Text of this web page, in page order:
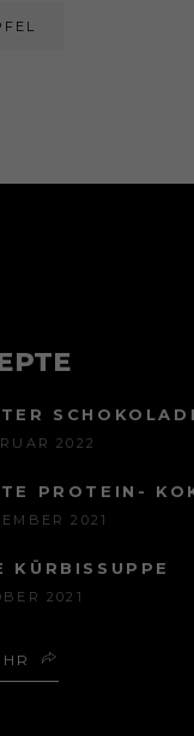
2022
PROTEIN-
2021
KÜRBISSUPPE
2021